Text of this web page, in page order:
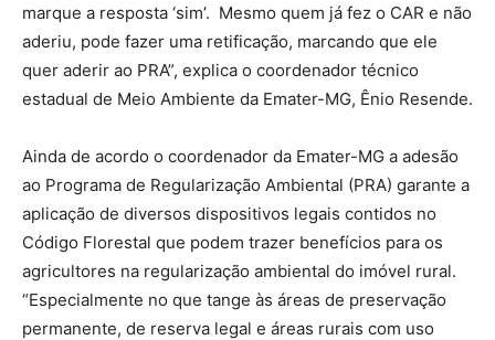
marque a resposta ‘sim’. Mesmo quem já fez o CAR e não
aderiu, pode fazer uma retificação, marcando que ele
quer aderir ao PRA”, explica o coordenador técnico
estadual de Meio Ambiente da Emater-MG, Ênio Resende.
Ainda de acordo o coordenador da Emater-MG a adesão
ao Programa de Regularização Ambiental (PRA) garante a
aplicação de diversos dispositivos legais contidos no
Código Florestal que podem trazer benefícios para os
agricultores na regularização ambiental do imóvel rural.
“Especialmente no que tange às áreas de preservação
permanente, de reserva legal e áreas rurais com uso